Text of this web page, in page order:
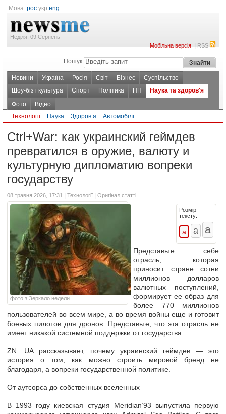
Мова: рос укр eng
Неділя, 09 Серпень
Мобільна версія|RSS
Пошук
Новини Україна Росія Світ Бізнес
Суспільство
Шоу-біз і культура
Спорт Політика ПП
Наука та здоров'я
Фото
Відео
Технології
Наука Здоров’я Автомобілі
Ctrl+War: как украинский геймдев
превратился в оружие, валюту и
культурную дипломатию вопреки
государству
08 травня 2026, 17:31 Технології Оригінал статті
фото з Зеркало недели
Розмір
тексту:
Представьте себе
отрасль, которая
приносит стране сотни
миллионов долларов
валютных поступлений,
формирует ее образ для
более 770 миллионов
пользователей во всем мире, а во время войны еще и готовит
боевых пилотов для дронов. Представьте, что эта отрасль не
имеет никакой системной поддержки от государства.
ZN. UA рассказывает, почему украинский геймдев — это
история о том, как можно строить мировой бренд не
благодаря, а вопреки государственной политике.
От аутсорса до собственных вселенных
В 1993 году киевская студия Meridian’93 выпустила первую